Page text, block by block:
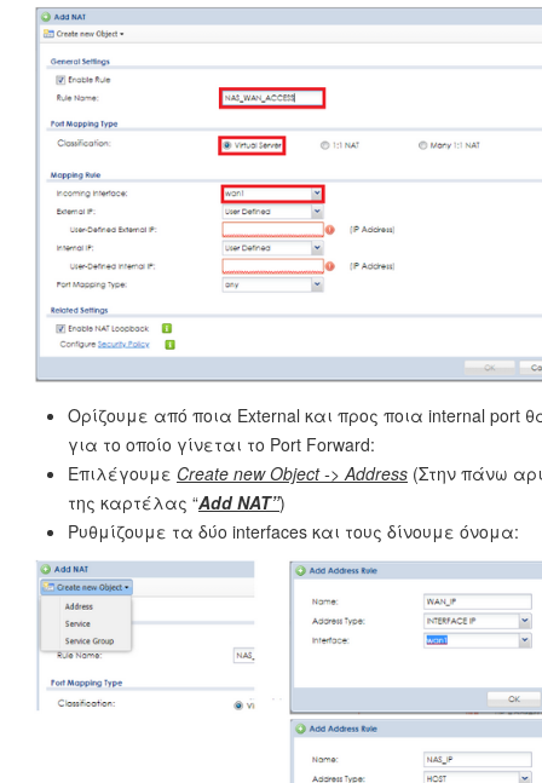
Ορίζουμε από ποια External και προς ποια internal port
για το οποίο γίνεται το Port Forward:
Επιλέγουμε Create newObject -> Address (Στην πάνω
της καρτέλας “AddNAT”)
Ρυθμίζουμε τα δύο interfaces και τους δίνουμε όνομα: